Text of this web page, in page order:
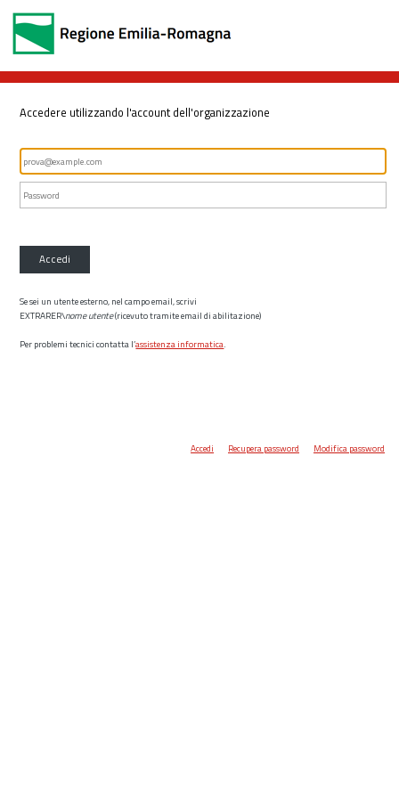
Accedere utilizzando l'account dell'organizzazione
Accedi
Se sei un utente esterno, nel campo email, scrivi
EXTRARER\nome utente(ricevuto tramite email di abilitazione)
Per problemi tecnici contatta l’assistenza informatica.
Accedi Recupera password Modifica password